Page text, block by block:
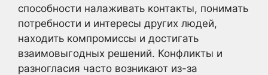
способности налаживать контакты, понимать
потребности и интересы других людей,
находить компромиссы и достигать
взаимовыгодных решений. Конфликты и
разногласия часто возникают из-за